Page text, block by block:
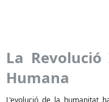
La
Humana
L'evolució de la humanitat